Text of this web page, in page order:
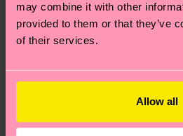
may combine it with other
provided to them or that they’ve
of their services.
Allow all